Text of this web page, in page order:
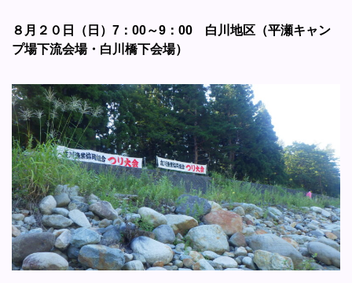
８月２０日（日）7：00～9：00 白川地区（平瀬キャン
プ場下流会場・白川橋下会場）